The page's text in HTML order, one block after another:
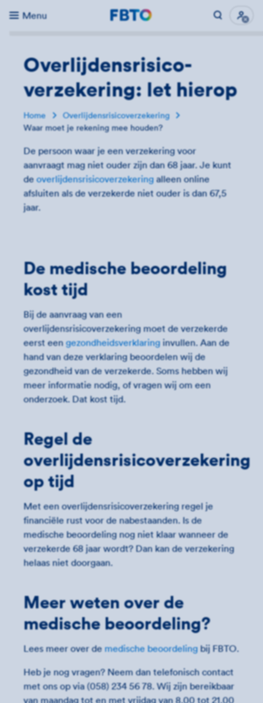
Menu
Direct naar...
Overlijdensrisico­
verzekering: let hierop
Home
Overlijdensrisicoverzekering
Waar moet je rekening mee houden?
De persoon waar je een verzekering voor
aanvraagt mag niet ouder zijn dan 68 jaar. Je kunt
deoverlijdensrisicoverzekeringalleen online
afsluiten als de verzekerde niet ouder is dan 67,5
jaar.
De medische beoordeling
kost tijd
Bij de aanvraag van een
overlijdensrisicoverzekering moet de verzekerde
eerst eengezondheidsverklaringinvullen. Aan de
hand van deze verklaring beoordelen wij de
gezondheid van de verzekerde. Soms hebben wij
meer informatie nodig, of vragen wij om een
onderzoek. Dat kost tijd.
Regel de
overlijdensrisicoverzekering
op tijd
Met een overlijdensrisicoverzekering regel je
financiële rust voor de nabestaanden. Is de
medische beoordeling nog niet klaar wanneer de
verzekerde 68 jaar wordt? Dan kan de verzekering
helaas niet doorgaan.
Meer weten over de
medische beoordeling?
Lees meer over demedische beoordelingbij FBTO.
Heb je nog vragen? Neem dan telefonisch contact
met ons op via (058) 234 56 78. Wij zijn bereikbaar
van maandag tot en met vrijdag van 8.00 tot 21.00